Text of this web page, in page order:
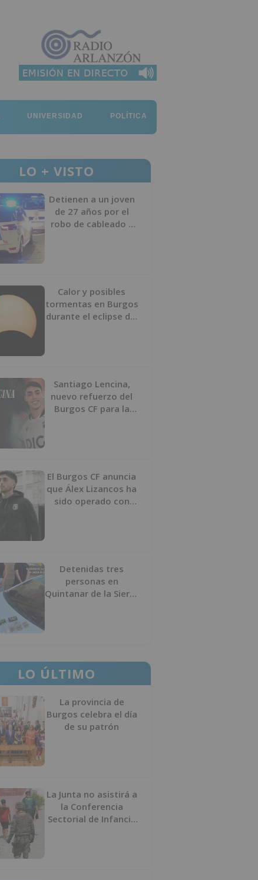
UNIVERSIDAD POLÍTICA
LO + VISTO
Detienen a un joven
de 27 años por el
robo de cableado y
Calor y posibles
tormentas en Burgos
durante el eclipse del
Santiago Lencina,
nuevo refuerzo del
Burgos CF para la
El Burgos CF anuncia
que Álex Lizancos ha
sido operado con
Detenidas tres
personas en
Quintanar de la Sierra
LO ÚLTIMO
La provincia de
Burgos celebra el día
de su patrón
La Junta no asistirá a
la Conferencia
Sectorial de Infancia